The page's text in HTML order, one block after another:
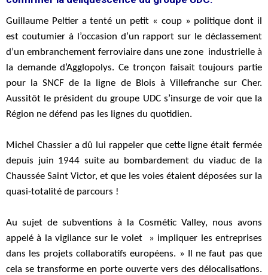
Guillaume Peltier a tenté un petit « coup » politique dont il
est coutumier à l’occasion d’un rapport sur le déclassement
d’un embranchement ferroviaire dans une zone industrielle à
la demande d’Agglopolys. Ce tronçon faisait toujours partie
pour la SNCF de la ligne de Blois à Villefranche sur Cher.
Aussitôt le président du groupe UDC s’insurge de voir que la
Région ne défend pas les lignes du quotidien.
Michel Chassier a dû lui rappeler que cette ligne était fermée
depuis juin 1944 suite au bombardement du viaduc de la
Chaussée Saint Victor, et que les voies étaient déposées sur la
quasi-totalité de parcours !
Au sujet de subventions à la Cosmétic Valley, nous avons
appelé à la vigilance sur le volet » impliquer les entreprises
dans les projets collaboratifs européens. » Il ne faut pas que
cela se transforme en porte ouverte vers des délocalisations.